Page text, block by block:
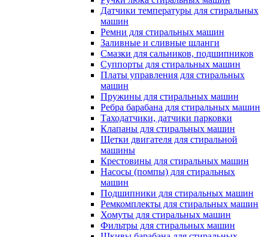
Датчики температуры для стиральных
машин
Ремни для стиральных машин
Заливные и сливные шланги
Смазки для сальников, подшипников
Суппорты для стиральных машин
Платы управления для стиральных
машин
Пружины для стиральных машин
Ребра барабана для стиральных машин
Таходатчики, датчики парковки
Клапаны для стиральных машин
Щетки двигателя для стиральной
машины
Крестовины для стиральных машин
Насосы (помпы) для стиральных
машин
Подшипники для стиральных машин
Ремкомплекты для стиральных машин
Хомуты для стиральных машин
Фильтры для стиральных машин